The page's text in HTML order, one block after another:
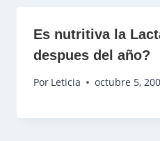
Es nutritiva la
despues del año?
Por Leticia octubre 5,